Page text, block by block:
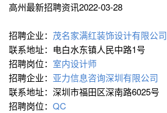
高州最新招聘资讯2022-03-28
招聘企业： 茂名家满红装饰设计有限公司
联系地址：电白水东镇人民中路1号
招聘岗位： 室内设计师
招聘企业： 亚力信息咨询深圳有限公司
联系地址：深圳市福田区深南路6025号
招聘岗位： QC